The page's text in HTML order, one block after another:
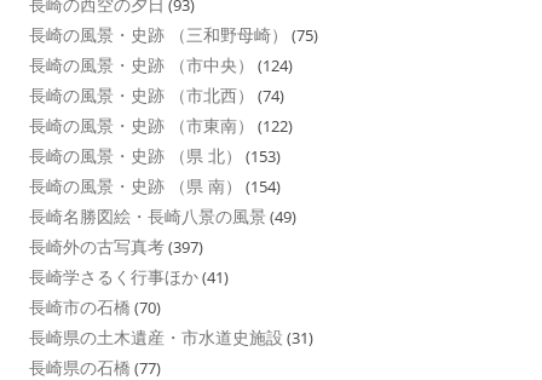
(93)
長崎の風景・史跡 （三和野母崎） (75)
長崎の風景・史跡 （市中央） (124)
長崎の風景・史跡 （市北西） (74)
長崎の風景・史跡 （市東南） (122)
長崎の風景・史跡 （県 北） (153)
長崎の風景・史跡 （県 南） (154)
長崎名勝図絵・長崎八景の風景 (49)
長崎外の古写真考(397)
長崎学さるく行事ほか(41)
長崎市の石橋 (70)
長崎県の土木遺産・市水道史施設 (31)
長崎県の石橋 (77)